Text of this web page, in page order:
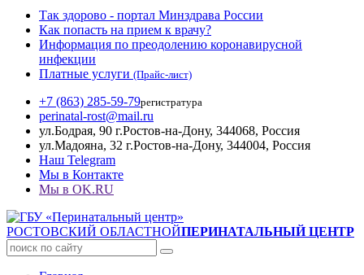
Так здорово - портал Минздрава России
Как попасть на прием к врачу?
Информация по преодолению коронавирусной
инфекции
Платные услуги (Прайс-лист)
+7 (863) 285-59-79регистратура
perinatal-rost@mail.ru
ул.Бодрая, 90 г.Ростов-на-Дону, 344068, Россия
ул.Мадояна, 32 г.Ростов-на-Дону, 344004, Россия
Наш Telegram
Мы в Контакте
Мы в OK.RU
РОСТОВСКИЙ ОБЛАСТНОЙПЕРИНАТАЛЬНЫЙ ЦЕНТР